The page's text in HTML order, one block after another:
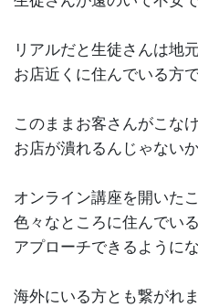
リアルだと生徒さんは地
お店近くに住んでいる方で
このままお客さんがこな
お店が潰れるんじゃない
オンライン講座を開いた
色々なところに住んでい
アプローチできるように
海外にいる方とも繋がれま